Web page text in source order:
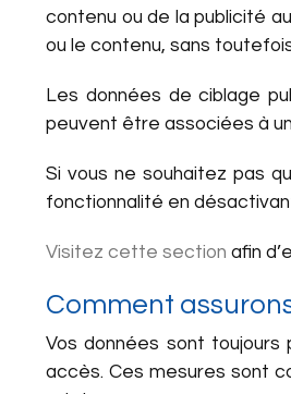
contenu ou de la publicité
ou le contenu, sans
Les données de ciblage
peuvent être associées à
Si vous ne souhaitez pas
fonctionnalité en
Visitez cette section afin
Comment
Vos données sont
accès. Ces mesures sont